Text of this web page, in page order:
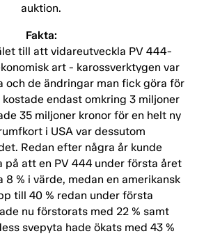
auktion.
Fakta:
till att vidareutveckla PV 444-
art - karossverktygen var
och de ändringar man fick göra för
kostade endast omkring 3 miljoner
35 miljoner kronor för en helt ny
i USA var dessutom
Redan efter några år kunde
på att en PV 444 under första året
% i värde, medan en amerikansk
till 40 % redan under första
nu förstorats med 22 % samt
svepyta hade ökats med 43 %